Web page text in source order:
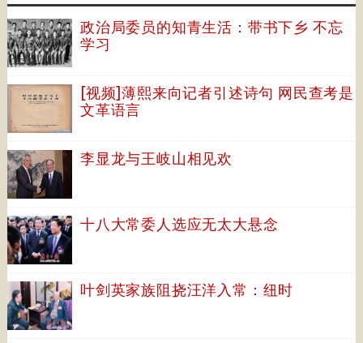
政治局委员的知青生活：带书下乡 不忘
学习
[视频]薄熙来向记者引述诗句 网民查考是
文革语言
李显龙与王岐山相见欢
十八大常委人选应无太大悬念
叶剑英家族阻挠汪洋入常：纽时